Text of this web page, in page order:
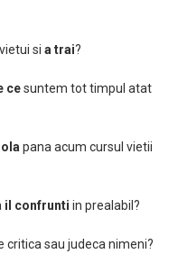
si a trai?
cesuntem tot timpul atat
pana acum cursul vietii
il confrunti in prealabil?
critica sau judeca nimeni?